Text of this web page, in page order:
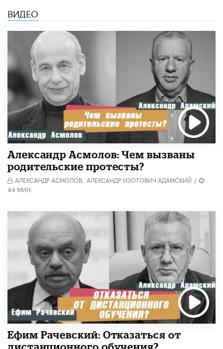
ВИДЕО
Александр Асмолов: Чем вызваны
родительские протесты?
АЛЕКСАНДР АСМОЛОВ, АЛЕКСАНДР ИЗОТОВИЧ АДАМСКИЙ /
44 МИН.
Ефим Рачевский: Отказаться от
дистанционного обучения?